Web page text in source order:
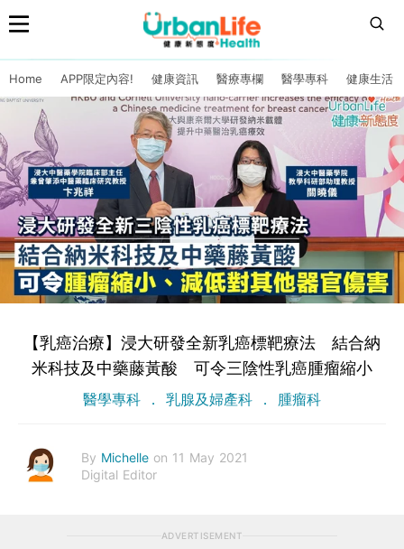
Home APP限定內容! 健康資訊 醫療專欄 醫學專科 健康生活
【乳癌治療】浸大研發全新乳癌標靶療法 結合納
米科技及中藥藤黃酸 可令三陰性乳癌腫瘤縮小
醫學專科 乳腺及婦產科 腫瘤科
By Michelle on 11 May 2021
Digital Editor
ADVERTISEMENT